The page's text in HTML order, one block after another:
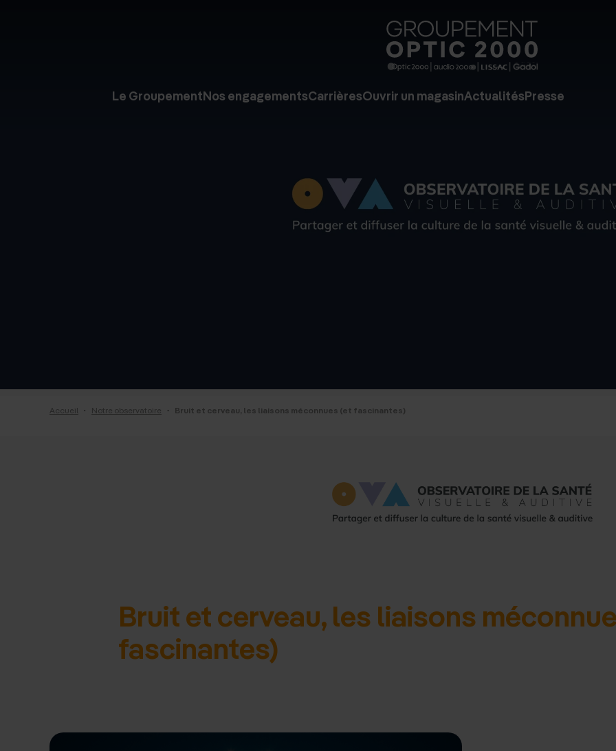
Optic
-
-
Lissac
-
Le GroupementNos engagementsCarrièresOuvrir un magasinActualitésPresse
Accueil · Notre observatoire · Bruit et cerveau, les liaisons méconnues (et fascinantes)
Bruit et cerveau, les liaisons
fascinantes)